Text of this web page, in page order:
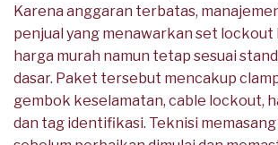
Karena anggaran terbatas,
penjual yang menawarkan set lockout
harga murah namun tetap sesuai
dasar. Paket tersebut mencakup
gembok keselamatan, cable lockout,
dan tag identifikasi. Teknisi